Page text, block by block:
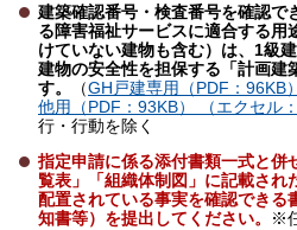
建築確認番号・検査番号を確認で
る障害福祉サービスに適合する用
けていない建物も含む）は、1級
建物の安全性を担保する「計画建
す。
（GH戸建専用（PDF：96KB）
他用（PDF：93KB）
（エクセル
行・行動を除く
指定申請に係る添付書類一式と併
覧表」「組織体制図」に記載され
配置されている事実を確認できる
知書等）を提出してください。
※